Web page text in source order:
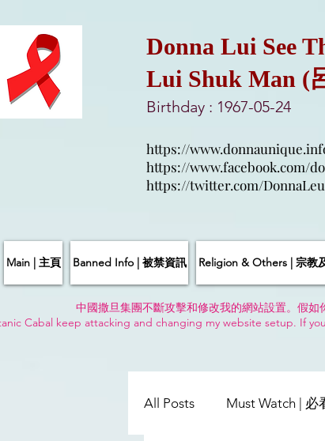
Donna Lui See
Lui Shuk Man (
Birthday : 1967-05-24
https://
https://www.facebook.com/
https://twitter.com/
Main | 主頁 Banned Info | 被禁資訊 Religion & Others | 宗教
中國撒旦集團不斷攻擊和修改我的網站設置。假
Cabal keep attacking and changing my website setup. If
All Posts Must Watch | 必